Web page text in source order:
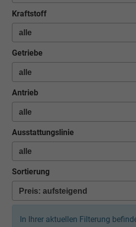
Kraftstoff
Getriebe
Antrieb
Ausstattungslinie
Sortierung
In Ihrer aktuellen Filterung